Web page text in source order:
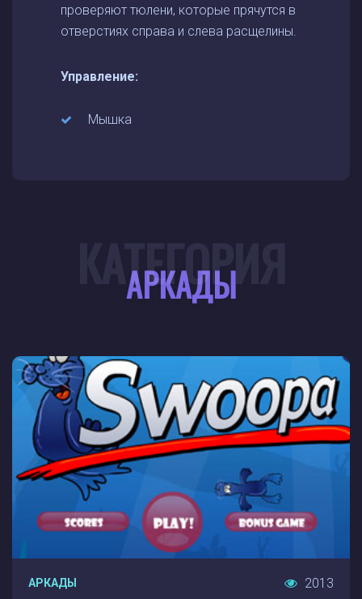
проверяют тюлени, которые прячутся в
отверстиях справа и слева расщелины.
Управление:
Мышка
АРКАДЫ
КАТЕГОРИЯ
АРКАДЫ 2013